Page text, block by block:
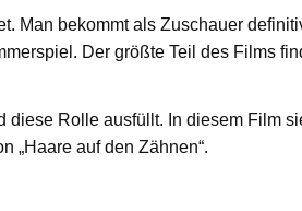
Man bekommt als Zuschauer
Der größte Teil des Films
diese Rolle ausfüllt. In diesem Film
„Haare auf den Zähnen“.